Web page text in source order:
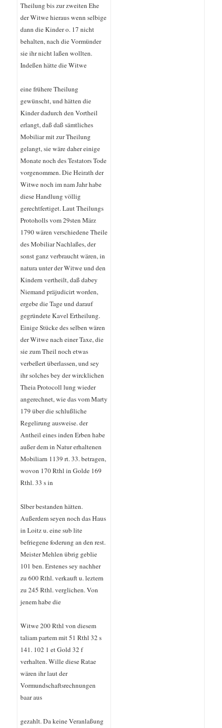
Theilung bis zur zweiten Ehe
der Witwe hieraus wenn selbige
dann die Kinder o. 17 nicht
behalten, nach die Vormünder
sie ihr nicht laßen wollten.
Indeßen hätte die Witwe
eine frühere Theilung
gewünscht, und hätten die
Kinder dadurch den Vortheil
erlangt, daß daß sämtliches
Mobiliar mit zur Theilung
gelangt, sie wäre daher einige
Monate noch des Testators Tode
vorgenommen. Die Heirath der
Witwe noch im nam Jahr habe
diese Handlung völlig
gerechtfertiget. Laut Theilungs
Protoholls vom 29sten März
1790 wären verschiedene Theile
des Mobiliar Nachlaßes, der
sonst ganz verbraucht wären, in
natura unter der Witwe und den
Kindern vertheilt, daß dabey
Niemand präjudicirt worden,
ergebe die Tage und darauf
gegründete Kavel Ertheilung.
Einige Stücke des selben wären
der Witwe nach einer Taxe, die
sie zum Theil noch etwas
verbeßert überlassen, und sey
ihr solches bey der wircklichen
Theia Protocoll lung wieder
angerechnet, wie das vom Marty
179 über die schlußliche
Regelirung ausweise. der
Antheil eines inden Erben habe
außer dem in Natur erhaltenen
Mobiliarn 1139 rt. 33. betragen,
wovon 170 Rthl in Golde 169
Rthl. 33 s in
Slber bestanden hätten.
Außerdem seyen noch das Haus
in Loitz u. eine sub lite
befriegene foderung an den rest.
Meister Mehlen übrig geblie
101 ben. Erstenes sey nachher
zu 600 Rthl. verkauft u. leztern
zu 245 Rthl. verglichen. Von
jenem habe die
Witwe 200 Rthl von diesem
taliam partem mit 51 Rthl 32 s
141. 102 1 et Gold 32 f
verhalten. Wille diese Ratae
wären ihr laut der
Vormundschaftsrechnungen
baar aus
gezahlt. Da keine Veranlaßung